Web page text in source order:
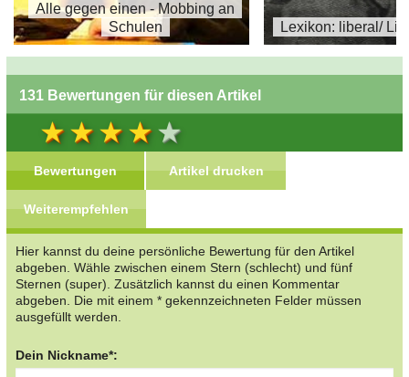
Alle gegen einen - Mobbing an
Schulen
Lexikon: liberal/
131 Bewertungen für diesen Artikel
Bewertungen Artikel drucken
Weiterempfehlen
Hier kannst du deine persönliche Bewertung für den Artikel
abgeben. Wähle zwischen einem Stern (schlecht) und fünf
Sternen (super). Zusätzlich kannst du einen Kommentar
abgeben. Die mit einem * gekennzeichneten Felder müssen
ausgefüllt werden.
Dein Nickname*: